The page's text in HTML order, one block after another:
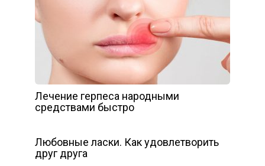
Лечение герпеса народными
средствами быстро
Любовные ласки. Как удовлетворить
друг друга